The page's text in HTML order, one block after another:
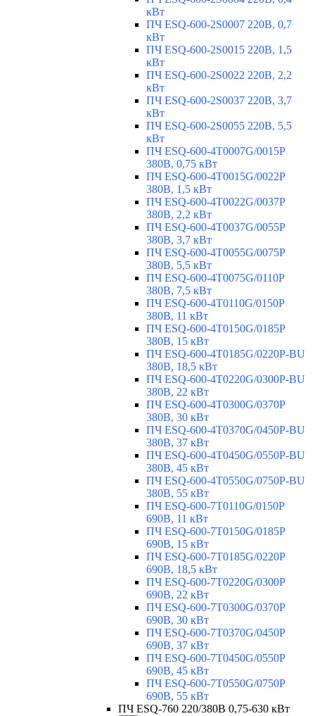
кВт
ПЧ ESQ-600-2S0007 220В, 0,7
кВт
ПЧ ESQ-600-2S0015 220В, 1,5
кВт
ПЧ ESQ-600-2S0022 220В, 2,2
кВт
ПЧ ESQ-600-2S0037 220В, 3,7
кВт
ПЧ ESQ-600-2S0055 220В, 5,5
кВт
ПЧ ESQ-600-4T0007G/0015P
380В, 0,75 кВт
ПЧ ESQ-600-4T0015G/0022P
380В, 1,5 кВт
ПЧ ESQ-600-4T0022G/0037P
380В, 2,2 кВт
ПЧ ESQ-600-4T0037G/0055P
380В, 3,7 кВт
ПЧ ESQ-600-4T0055G/0075P
380В, 5,5 кВт
ПЧ ESQ-600-4T0075G/0110P
380В, 7,5 кВт
ПЧ ESQ-600-4T0110G/0150P
380В, 11 кВт
ПЧ ESQ-600-4T0150G/0185P
380В, 15 кВт
ПЧ ESQ-600-4T0185G/0220P-BU
380В, 18,5 кВт
ПЧ ESQ-600-4T0220G/0300P-BU
380В, 22 кВт
ПЧ ESQ-600-4T0300G/0370P
380В, 30 кВт
ПЧ ESQ-600-4T0370G/0450P-BU
380В, 37 кВт
ПЧ ESQ-600-4T0450G/0550P-BU
380В, 45 кВт
ПЧ ESQ-600-4T0550G/0750P-BU
380В, 55 кВт
ПЧ ESQ-600-7T0110G/0150P
690В, 11 кВт
ПЧ ESQ-600-7T0150G/0185P
690В, 15 кВт
ПЧ ESQ-600-7T0185G/0220P
690В, 18,5 кВт
ПЧ ESQ-600-7T0220G/0300P
690В, 22 кВт
ПЧ ESQ-600-7T0300G/0370P
690В, 30 кВт
ПЧ ESQ-600-7T0370G/0450P
690В, 37 кВт
ПЧ ESQ-600-7T0450G/0550P
690В, 45 кВт
ПЧ ESQ-600-7T0550G/0750P
690В, 55 кВт
ПЧ ESQ-760 220/380В 0,75-630 кВт